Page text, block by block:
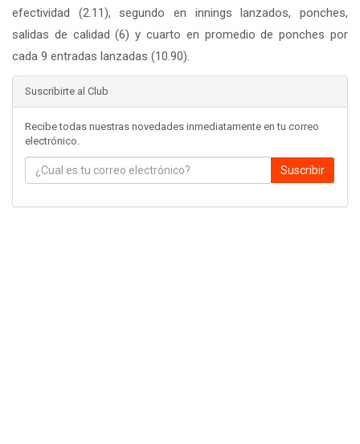
efectividad (2.11), segundo en innings lanzados, ponches,
salidas de calidad (6) y cuarto en promedio de ponches por
cada 9 entradas lanzadas (10.90).
Suscribirte al Club
Recibe todas nuestras novedades inmediatamente en tu correo
electrónico.
Suscribir